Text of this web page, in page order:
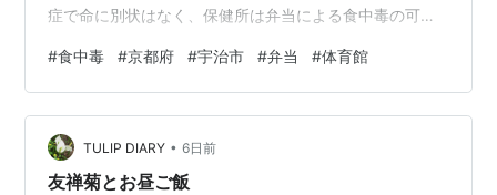
症で命に別状はなく、保健所は弁当による食中毒の可能
増殖が進みやすく、体育館など冷房設備が限られる環境
では食中毒リスクが高まります。 本記事は「食中毒シリ
ーズ」の1件です。他の事例は以下から確認できます。
2026年 食中毒まとめ｜シリーズ目次 結論：宇治市の体
育館で開催されたバスケットボール大会に参加した中学
#食中毒 #京都府 #宇治市 #弁当 #体育館
TULIP DIARY • 6日前
友禅菊とお昼ご飯